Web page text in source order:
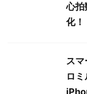
心拍
化！
ス
ロ